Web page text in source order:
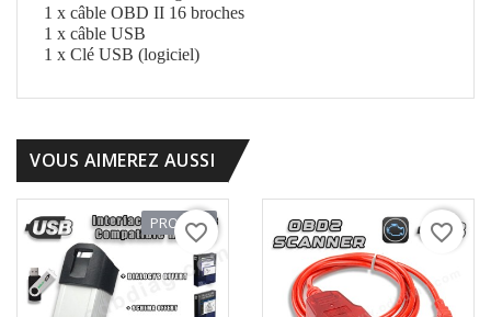
1 x câble OBD II 16 broches
1 x câble USB
1 x Clé USB (logiciel)
VOUS AIMEREZ AUSSI
PROMO !
favorite_border favorite_border